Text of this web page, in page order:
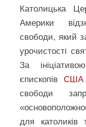
Католицька
Америки
свободи, який
урочистості
За
єпископів США
свободи
для католиків